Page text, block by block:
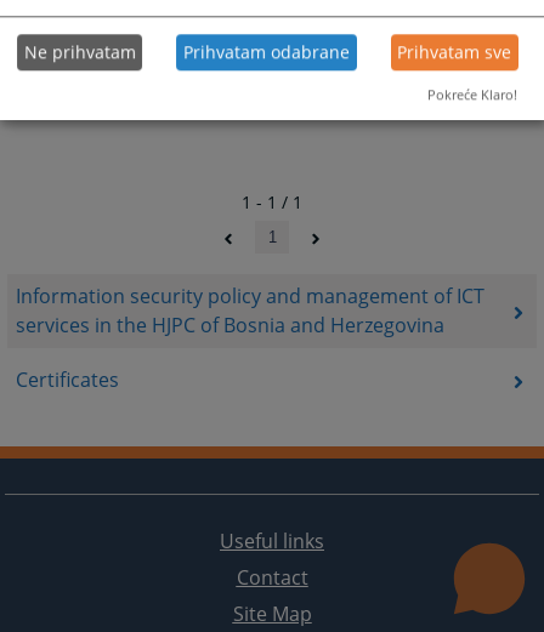
Information security policy and management of ICT
services in the HJPC of Bosnia and Herzegovina
Certificates
for
changing
for
changing
1 - 1 / 1
1
Useful links
Contact
Site Map
Ne prihvatam Prihvatam odabrane Prihvatam sve
Pokreće Klaro!